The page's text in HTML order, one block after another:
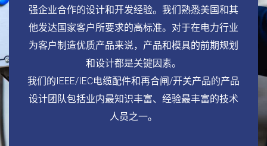
强企业合作的设计和开发经验。我们熟悉美国和其
他发达国家客户所要求的高标准。对于在电力行业
为客户制造优质产品来说，产品和模具的前期规划
和设计都是关键因素。
我们的IEEE/IEC电缆配件和再合闸/开关产品的产品
设计团队包括业内最知识丰富、经验最丰富的技术
人员之一。